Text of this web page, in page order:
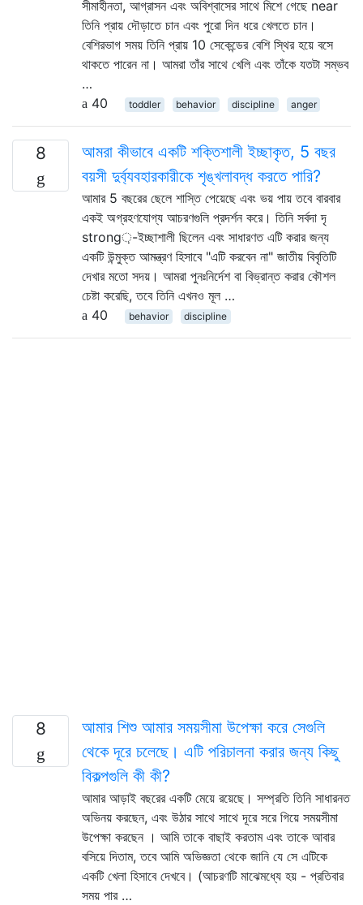
সীমাহীনতা, আগ্রাসন এবং অবিশ্বাসের সাথে মিশে গেছে near
তিনি প্রায় দৌড়াতে চান এবং পুরো দিন ধরে খেলতে চান।
বেশিরভাগ সময় তিনি প্রায় 10 সেকেন্ডের বেশি স্থির হয়ে বসে
থাকতে পারেন না। আমরা তাঁর সাথে খেলি এবং তাঁকে যতটা সম্ভব
…
40
toddler behavior discipline anger
8
আমরা কীভাবে একটি শক্তিশালী ইচ্ছাকৃত, 5 বছর
বয়সী দুর্ব্যবহারকারীকে শৃঙ্খলাবদ্ধ করতে পারি?
আমার 5 বছরের ছেলে শাস্তি পেয়েছে এবং ভয় পায় তবে বারবার
একই অগ্রহণযোগ্য আচরণগুলি প্রদর্শন করে। তিনি সর্বদা দৃ
strong়-ইচ্ছাশালী ছিলেন এবং সাধারণত এটি করার জন্য
একটি উন্মুক্ত আমন্ত্রণ হিসাবে "এটি করবেন না" জাতীয় বিবৃতিটি
দেখার মতো সদয়। আমরা পুনঃনির্দেশ বা বিভ্রান্ত করার কৌশল
চেষ্টা করেছি, তবে তিনি এখনও মূল …
40
behavior discipline
8
আমার শিশু আমার সময়সীমা উপেক্ষা করে সেগুলি
থেকে দূরে চলেছে। এটি পরিচালনা করার জন্য কিছু
বিকল্পগুলি কী কী?
আমার আড়াই বছরের একটি মেয়ে রয়েছে। সম্প্রতি তিনি সাধারনত
অভিনয় করছেন, এবং উঠার সাথে সাথে দূরে সরে গিয়ে সময়সীমা
উপেক্ষা করছেন । আমি তাকে বাছাই করতাম এবং তাকে আবার
বসিয়ে দিতাম, তবে আমি অভিজ্ঞতা থেকে জানি যে সে এটিকে
একটি খেলা হিসাবে দেখবে। (আচরণটি মাঝেমধ্যে হয় - প্রতিবার
সময় পার …